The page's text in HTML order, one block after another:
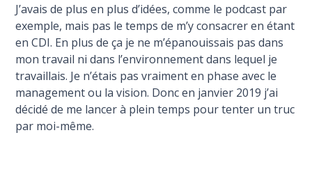
J’avais de plus en plus d’idées, comme le podcast par
exemple, mais pas le temps de m’y consacrer en étant
en CDI. En plus de ça je ne m’épanouissais pas dans
mon travail ni dans l’environnement dans lequel je
travaillais. Je n’étais pas vraiment en phase avec le
management ou la vision. Donc en janvier 2019 j’ai
décidé de me lancer à plein temps pour tenter un truc
par moi-même.